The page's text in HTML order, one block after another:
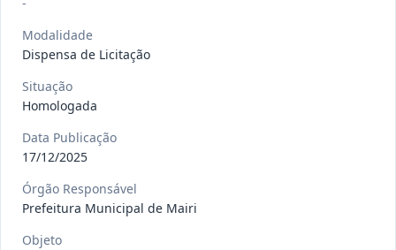
Situação : Publicada
013/2026
Pregão
Registro de preço para aquisição de
Situação: Publicada Data:15/07/2026
Modalidade
Dispensa de Licitação
Situação
Homologada
Data Publicação
17/12/2025
Órgão Responsável
Prefeitura Municipal de Mairi
Objeto